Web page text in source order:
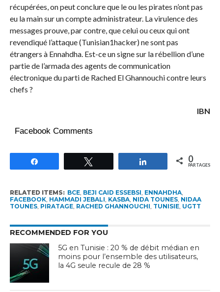
récupérées, on peut conclure que le ou les pirates n’ont pas
eu la main sur un compte administrateur. La virulence des
messages prouve, par contre, que celui ou ceux qui ont
revendiqué l’attaque (Tunisian1hacker) ne sont pas
étrangers à Ennahdha. Est-ce un signe sur la rébellion d’une
partie de l’armada des agents de communication
électronique du parti de Rached El Ghannouchi contre leurs
chefs ?
IBN
Facebook Comments
Partagez 0
PARTAGES
RELATED ITEMS: BCE, BEJI CAID ESSEBSI ENNAHDHA,
FACEBOOK, HAMMADI JEBALI KASBA, NIDA TOUNES, NIDAA
TOUNES, PIRATAGE, RACHED GHANNOUCHI TUNISIE, UGTT
RECOMMENDED FOR YOU
5G en Tunisie : 20 % de débit médian en
moins pour l’ensemble des utilisateurs,
la 4G seule recule de 28 %